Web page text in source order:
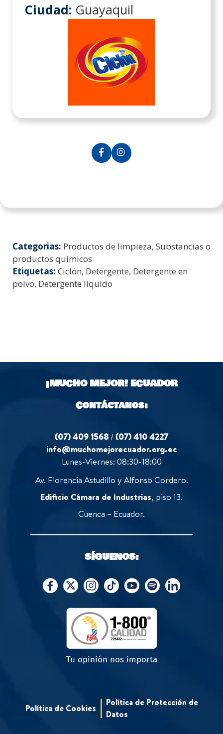
Ciudad: Guayaquil
Categorias: Productos de limpieza, Substancias o
productos químicos
Etiquetas: Ciclón, Detergente, Detergente en
polvo, Detergente líquido
¡MUCHO MEJOR!ECUADOR
Contáctanos:
(07) 409 1568 /(07) 410 4227
info@muchomejorecuador.org.ec
Lunes-Viernes: 08:30-18:00
Av. Florencia Astudillo y Alfonso Cordero.
Edificio Cámara de Industrias, piso 13.
Cuenca – Ecuador.
SÍGUENOS:
Tu opinión nos importa
Política de Cookies
Política de Protección de
Datos